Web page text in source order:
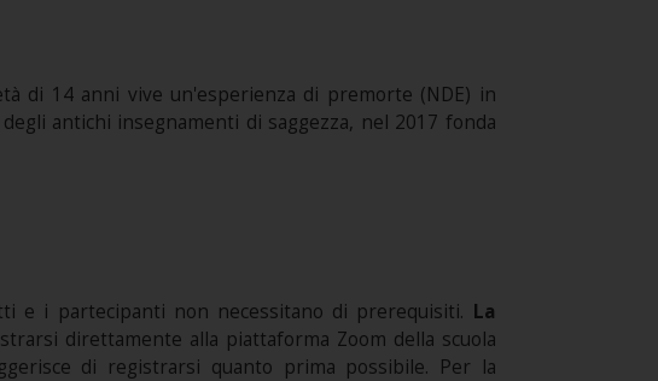
di 14 anni vive un'esperienza di premorte (NDE) in
antichi insegnamenti di saggezza, nel 2017 fonda
e i partecipanti non necessitano di prerequisiti. La
direttamente alla piattaforma Zoom della scuola
di registrarsi quanto prima possibile. Per la